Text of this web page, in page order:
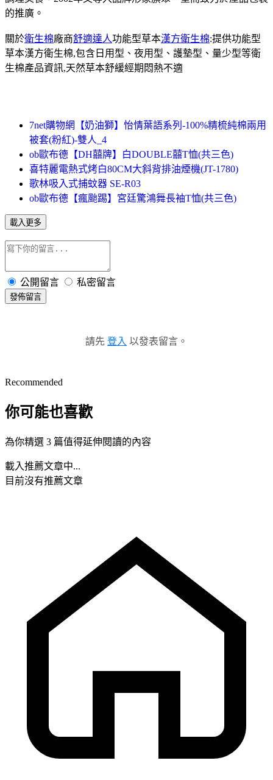
的推廣。
關於衛生棉廠商舒適達人功能型草本漢方衛生棉:提供功能型
草本漢方衛生棉,包含日用型、夜用型、護墊型、量少型等衛
生棉產品資訊,天然草本舒緩經期悶熱不適
7net購物網【奶油獅】怡情葉語系列-100%精梳純棉兩用
被套(粉紅)-雙人_4
ob歐布德【DH囍牌】白DOUBLE囍T恤(共三色)
喜特麗電熱式烤白80CM大斜背排油煙機(JT-1780)
歌林吸入式捕蚊器 SE-R03
ob歐布德【瘋颱踢】宮廷驚鴻舞長袖T恤(共三色)
載入更多
公開留言 私密留言
發佈留言
請先 登入 以發表留言。
Recommended
你可能也喜歡
為你精選 3 篇值得延伸閱讀的內容
載入推薦文章中...
目前沒有推薦文章